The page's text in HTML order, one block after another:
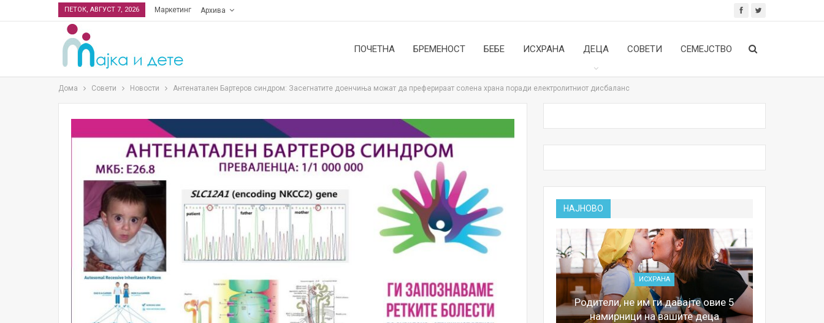
ПЕТОК, АВГУСТ 7, 2026 Маркетинг Архива
ПОЧЕТНА БРЕМЕНОСТ БЕБЕ ИСХРАНА ДЕЦА СОВЕТИ СЕМЕЈСТВО
Дома Совети Новости Антенатален Бартеров синдром: Засегнатите доенчиња можат да преферираат солена храна поради електролитниот дисбаланс
НАЈНОВО
Малолетниците ќе бидат офлајн до
15-тата година: Франција воведе
забрана за…
ИСХРАНА
Родители, не им ги давајте овие 5
намирници на вашите деца